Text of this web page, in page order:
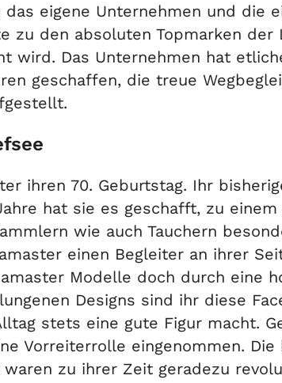
eigene Unternehmen und die
zu den absoluten Topmarken
wird. Das Unternehmen hat
geschaffen, die treue
ihren 70. Geburtstag. Ihr
hat sie es geschafft, zu
wie auch Tauchern
einen Begleiter an ihrer
Modelle doch durch eine
Designs sind ihr diese
stets eine gute Figur macht.
Vorreiterrolle eingenommen.
zu ihrer Zeit geradezu